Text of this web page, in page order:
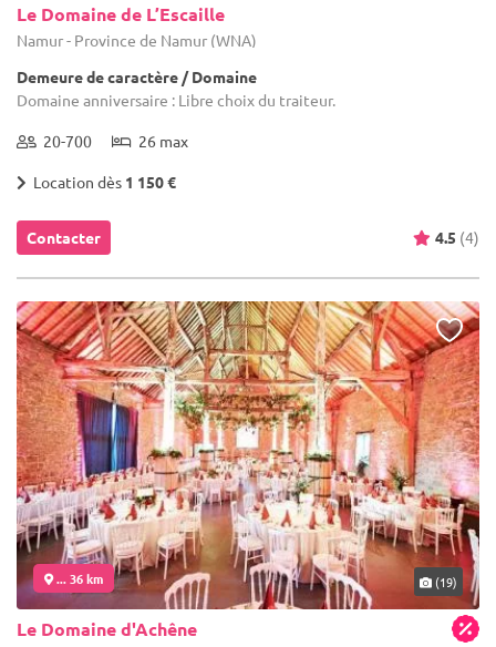
Le Domaine de L’Escaille
Namur - Province de Namur (WNA)
Demeure de caractère / Domaine
Domaine anniversaire : Libre choix du traiteur.
20-700 26 max
Location dès 1 150 €
Contacter 4.5 (4)
... 36 km (19)
Le Domaine d'Achêne